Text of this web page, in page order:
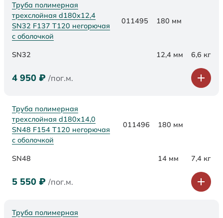
Труба полимерная
трехслойная d180х12,4
SN32 F137 Т120 негорючая
с оболочкой
011495 180 мм
SN32 12,4 мм 6,6 кг
4 950 ₽ /пог.м.
Труба полимерная
трехслойная d180х14,0
SN48 F154 Т120 негорючая
с оболочкой
011496 180 мм
SN48 14 мм 7,4 кг
5 550 ₽ /пог.м.
Труба полимерная